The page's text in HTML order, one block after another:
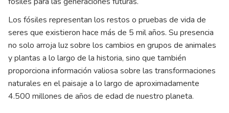
Los fósiles representan los restos o pruebas de vida de
seres que existieron hace más de 5 mil años. Su presencia
no solo arroja luz sobre los cambios en grupos de animales
y plantas a lo largo de la historia, sino que también
proporciona información valiosa sobre las transformaciones
naturales en el paisaje a lo largo de aproximadamente
4.500 millones de años de edad de nuestro planeta.